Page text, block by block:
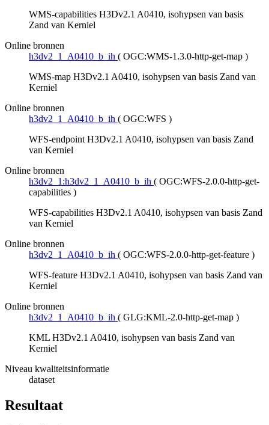
WMS-capabilities H3Dv2.1 A0410, isohypsen van basis
Zand van Kerniel
Online bronnen
h3dv2_1_A0410_b_ih ( OGC:WMS-1.3.0-http-get-map )
WMS-map H3Dv2.1 A0410, isohypsen van basis Zand van
Kerniel
Online bronnen
h3dv2_1_A0410_b_ih ( OGC:WFS )
WFS-endpoint H3Dv2.1 A0410, isohypsen van basis Zand
van Kerniel
Online bronnen
h3dv2_1:h3dv2_1_A0410_b_ih ( OGC:WFS-2.0.0-http-get-
capabilities )
WFS-capabilities H3Dv2.1 A0410, isohypsen van basis Zand
van Kerniel
Online bronnen
h3dv2_1_A0410_b_ih ( OGC:WFS-2.0.0-http-get-feature )
WFS-feature H3Dv2.1 A0410, isohypsen van basis Zand van
Kerniel
Online bronnen
h3dv2_1_A0410_b_ih ( GLG:KML-2.0-http-get-map )
KML H3Dv2.1 A0410, isohypsen van basis Zand van
Kerniel
Niveau kwaliteitsinformatie
dataset
Resultaat